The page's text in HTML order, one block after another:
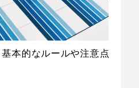
本的なルールや注意点